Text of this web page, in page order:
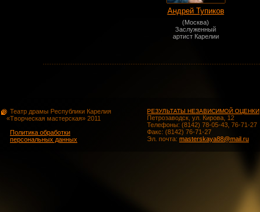
Андрей Тупиков
(Москва)
Заслуженный
артист Карелии
Театр драмы Республики Карелия
«Творческая мастерская» 2011
Политика обработки
персональных данных
РЕЗУЛЬТАТЫ НЕЗАВИСИМОЙ ОЦЕНКИ
Петрозаводск, ул. Кирова, 12
Телефоны: (8142) 78-05-43, 76-71-27
Факс: (8142) 76-71-27
Эл. почта: masterskaya88@mail.ru